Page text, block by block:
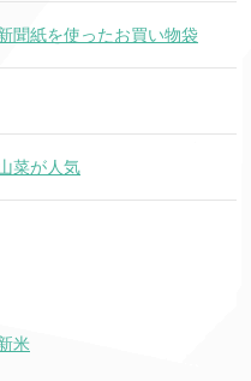
聞紙を使ったお買い物袋
菜が人気
米